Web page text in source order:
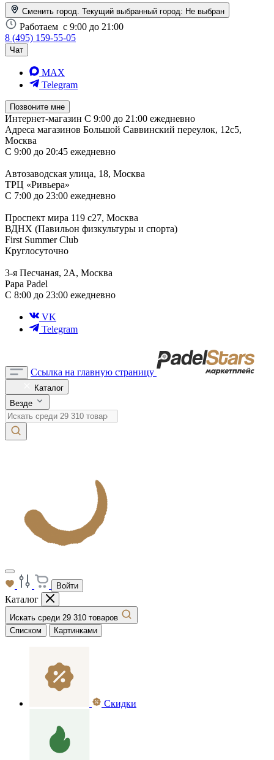
Сменить город. Текущий выбранный город: Не выбран
Работаем с 9:00 до 21:00
8 (495) 159-55-05
Чат
MAX
Telegram
Позвоните мне
Интернет-магазин С 9:00 до 21:00 ежедневно
Адреса магазинов Большой Саввинский переулок, 12с5,
Москва
С 9:00 до 20:45 ежедневно
Автозаводская улица, 18, Москва
ТРЦ «Ривьера»
С 7:00 до 23:00 ежедневно
Проспект мира 119 с27, Москва
ВДНХ (Павильон физкультуры и спорта)
First Summer Club
Круглосуточно
3-я Песчаная, 2А, Москва
Papa Padel
С 8:00 до 23:00 ежедневно
VK
Telegram
Ссылка на главную страницу
Каталог
Везде
Войти
Каталог
Искать среди 29 310 товаров
Списком
Картинками
Скидки